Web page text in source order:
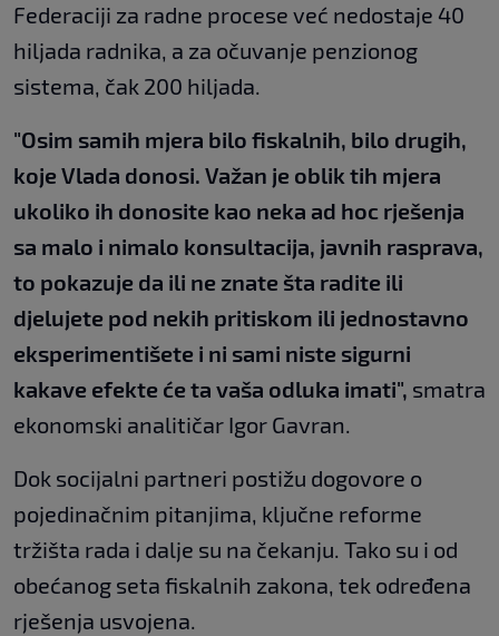
Federaciji za radne procese već nedostaje 40
hiljada radnika, a za očuvanje penzionog
sistema, čak 200 hiljada.
"Osim samih mjera bilo fiskalnih, bilo drugih,
koje Vlada donosi. Važan je oblik tih mjera
ukoliko ih donosite kao neka ad hoc rješenja
sa malo i nimalo konsultacija, javnih rasprava,
to pokazuje da ili ne znate šta radite ili
djelujete pod nekih pritiskom ili jednostavno
eksperimentišete i ni sami niste sigurni
kakave efekte će ta vaša odluka imati", smatra
ekonomski analitičar Igor Gavran.
Dok socijalni partneri postižu dogovore o
pojedinačnim pitanjima, ključne reforme
tržišta rada i dalje su na čekanju. Tako su i od
obećanog seta fiskalnih zakona, tek određena
rješenja usvojena.